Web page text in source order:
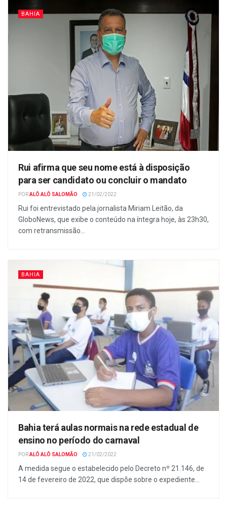
BAHIA
Rui afirma que seu nome está à disposição
para ser candidato ou concluir o mandato
PORALÔ ALÔ SALOMÃO 21/02/2022
Rui foi entrevistado pela jornalista Miriam Leitão, da
GloboNews, que exibe o conteúdo na íntegra hoje, às 23h30,
com retransmissão...
BAHIA
Bahia terá aulas normais na rede estadual de
ensino no período do carnaval
PORALÔ ALÔ SALOMÃO 21/02/2022
A medida segue o estabelecido pelo Decreto nº 21.146, de
14 de fevereiro de 2022, que dispõe sobre o expediente...